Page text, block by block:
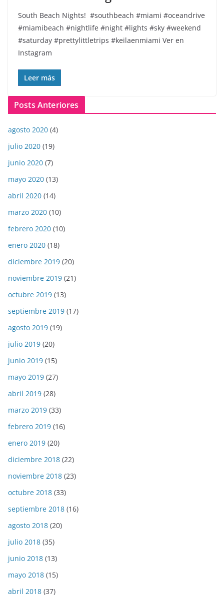
South Beach Nights! ️ #southbeach #miami #oceandrive
#miamibeach #nightlife #night #lights #sky #weekend
#saturday #prettylittletrips #keilaenmiami Ver en
Instagram
Leer más
Posts Anteriores
agosto 2020 (4)
julio 2020 (19)
junio 2020 (7)
mayo 2020 (13)
abril 2020 (14)
marzo 2020 (10)
febrero 2020 (10)
enero 2020 (18)
diciembre 2019 (20)
noviembre 2019 (21)
octubre 2019 (13)
septiembre 2019 (17)
agosto 2019 (19)
julio 2019 (20)
junio 2019 (15)
mayo 2019 (27)
abril 2019 (28)
marzo 2019 (33)
febrero 2019 (16)
enero 2019 (20)
diciembre 2018 (22)
noviembre 2018 (23)
octubre 2018 (33)
septiembre 2018 (16)
agosto 2018 (20)
julio 2018 (35)
junio 2018 (13)
mayo 2018 (15)
abril 2018 (37)